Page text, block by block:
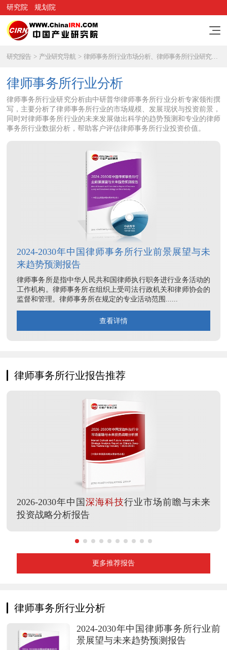
研究院 规划院
研究报告 > 产业研究导航 > 律师事务所行业市场分析、律师事务所行业研究报告
律师事务所行业分析
律师事务所行业研究分析由中研普华律师事务所行业分析专家领衔撰
写，主要分析了律师事务所行业的市场规模、发展现状与投资前景，
同时对律师事务所行业的未来发展做出科学的趋势预测和专业的律师
事务所行业数据分析，帮助客户评估律师事务所行业投资价值。
2024-2030年中国律师事务所行业前景展望与未
来趋势预测报告
律师事务所是指中华人民共和国律师执行职务进行业务活动的
工作机构。律师事务所在组织上受司法行政机关和律师协会的
监督和管理。律师事务所在规定的专业活动范围......
查看详情
律师事务所行业报告推荐
2026-2030年中国 深海科技行业市场前瞻与未来
投资战略分析报告
更多推荐报告
律师事务所行业分析
2024-2030年中国律师事务所行业前
景展望与未来趋势预测报告